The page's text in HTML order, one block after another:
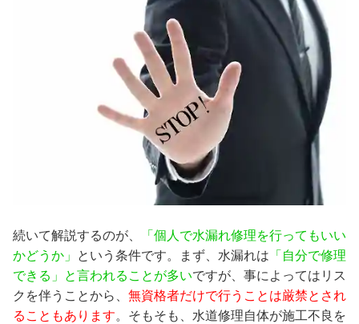
続いて解説するのが、
「個人で水漏れ修理を行ってもいい
かどうか」
という条件です。まず、水漏れは 「自分で修理
できる」と言われることが多いですが、事によってはリス
クを伴うことから、 無資格者だけで行うことは厳禁とされ
ることもあります。そもそも、水道修理自体が施工不良を